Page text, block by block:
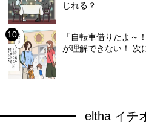
じれる？
「自転車借りたよ～
が理解できない！ 次
eltha イチ